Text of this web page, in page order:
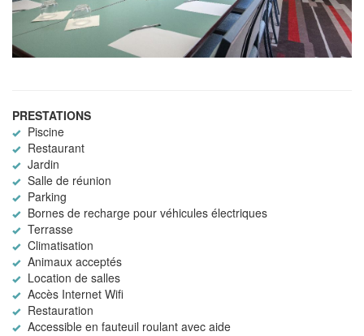
PRESTATIONS
Piscine
Restaurant
Jardin
Salle de réunion
Parking
Bornes de recharge pour véhicules électriques
Terrasse
Climatisation
Animaux acceptés
Location de salles
Accès Internet Wifi
Restauration
Accessible en fauteuil roulant avec aide